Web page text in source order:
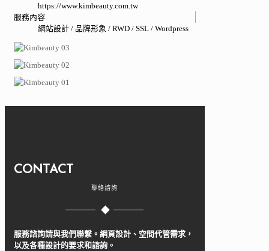
https://www.kimbeauty.com.tw
服務內容
網站設計 / 品牌形象 / RWD / SSL / Wordpress
CONTACT
聯絡諮詢
服務諮詢請與我們聯繫。網頁設計、空間代管需求，
以及各種設計的要求和諮詢。